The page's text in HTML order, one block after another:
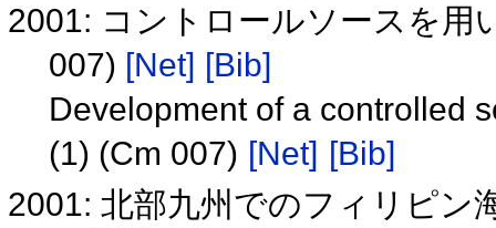
2001: コントロールソースを用
007) [Net] [Bib]
Development of a controlled
(1) (Cm 007) [Net] [Bib]
2001: 北部九州でのフィリピン